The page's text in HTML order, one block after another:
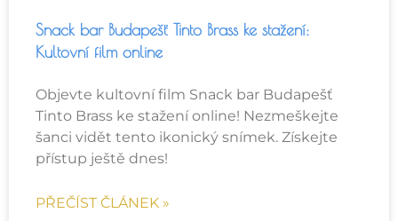
Snack bar Budapešť Tinto Brass ke stažení:
Kultovní film online
Objevte kultovní film Snack bar Budapešť
Tinto Brass ke stažení online! Nezmeškejte
šanci vidět tento ikonický snímek. Získejte
přístup ještě dnes!
PŘEČÍST ČLÁNEK »